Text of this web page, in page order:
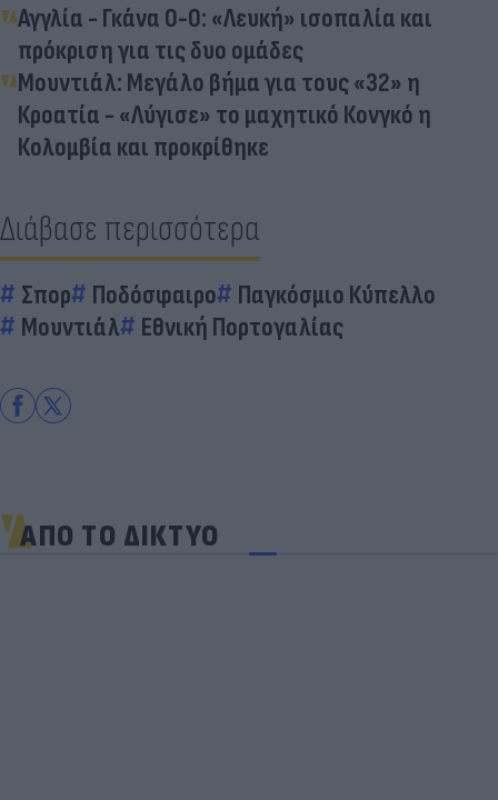
Αγγλία - Γκάνα 0-0: «Λευκή» ισοπαλία και
πρόκριση για τις δυο ομάδες
Μουντιάλ: Μεγάλο βήμα για τους «32» η
Κροατία - «Λύγισε» το μαχητικό Κονγκό η
Κολομβία και προκρίθηκε
Διάβασε περισσότερα
Σπορ Ποδόσφαιρο
Παγκόσμιο Κύπελλο
Μουντιάλ
Εθνική Πορτογαλίας
ΑΠΟ ΤΟ ΔΙΚΤΥΟ